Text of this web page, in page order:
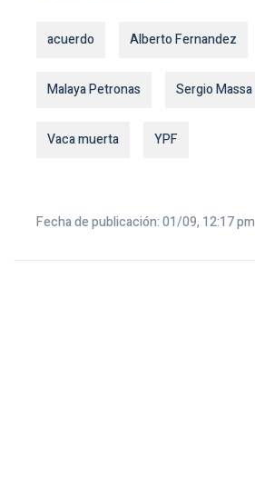
acuerdo Alberto Fernandez
Malaya Petronas Sergio Massa
Vaca muerta YPF
Fecha de publicación: 01/09, 12:17 pm